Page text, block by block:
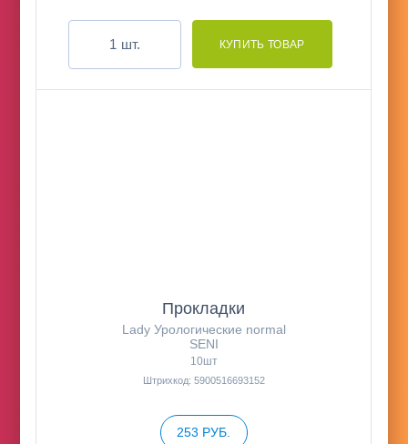
шт.
Прокладки
Lady Урологические normal
SENI
10шт
Штрихкод: 5900516693152
253 РУБ.